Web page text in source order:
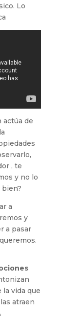
Lo
actúa de
, te
y no lo
a
y
a pasar
la vida que
atraen